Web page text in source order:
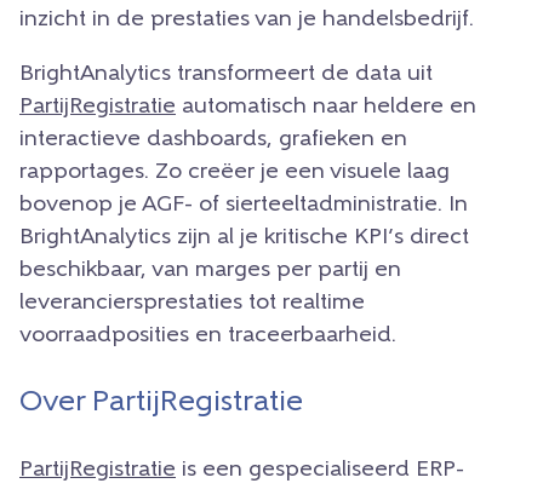
inzicht in de prestaties van je handelsbedrijf.
BrightAnalytics transformeert de data uit
PartijRegistratie automatisch naar heldere en
interactieve dashboards, grafieken en
rapportages. Zo creëer je een visuele laag
bovenop je AGF- of sierteeltadministratie. In
BrightAnalytics zijn al je kritische KPI’s direct
beschikbaar, van marges per partij en
leveranciersprestaties tot realtime
voorraadposities en traceerbaarheid.
Over PartijRegistratie
PartijRegistratie is een gespecialiseerd ERP-